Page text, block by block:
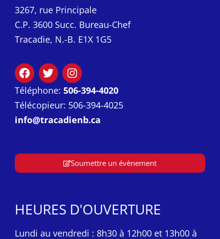
3267, rue Principale
C.P. 3600 Succ. Bureau-Chef
Tracadie, N.-B. E1X 1G5
Téléphone: 506-394-4020
Télécopieur: 506-394-4025
info@tracadienb.ca
Soumettre un évènement
HEURES D'OUVERTURE
Lundi au vendredi : 8h30 à 12h00 et 13h00 à